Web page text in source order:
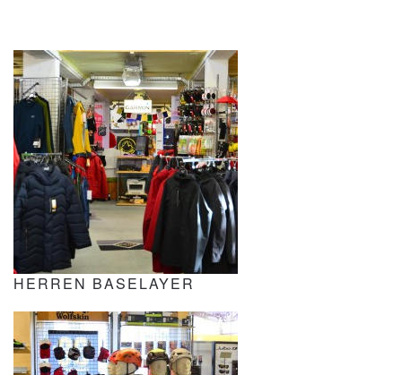
HERREN BASELAYER